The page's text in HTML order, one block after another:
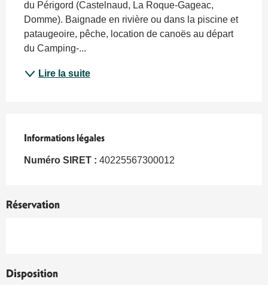
du Périgord (Castelnaud, La Roque-Gageac,
Domme). Baignade en rivière ou dans la piscine et
pataugeoire, pêche, location de canoës au départ
du Camping-...
Lire la suite
Informations légales
Informations légales
Numéro SIRET : 40225567300012
Réservation
Disposition